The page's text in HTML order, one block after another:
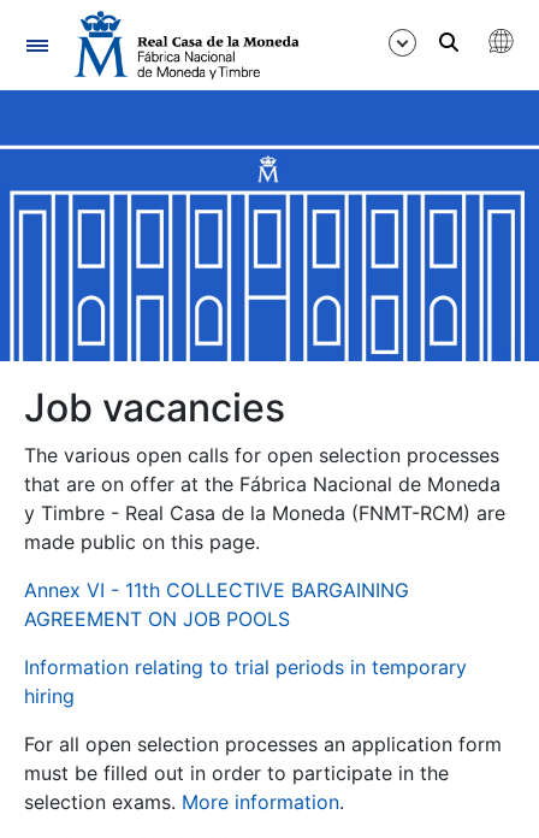
Navigation
Show/Hide
Show/Hide
Show/Hide
Show/Hide
Show/Hide
Job vacancies
The various open calls for open selection processes
that are on offer at the Fábrica Nacional de Moneda
y Timbre - Real Casa de la Moneda (FNMT-RCM) are
made public on this page.
Annex VI - 11th COLLECTIVE BARGAINING
AGREEMENT ON JOB POOLS
Information relating to trial periods in temporary
hiring
For all open selection processes an application form
must be filled out in order to participate in the
selection exams. More information.